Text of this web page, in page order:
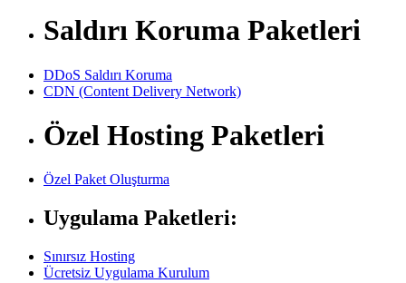
Saldırı Koruma Paketleri
DDoS Saldırı Koruma
CDN (Content Delivery Network)
Özel Hosting Paketleri
Özel Paket Oluşturma
Uygulama Paketleri:
Sınırsız Hosting
Ücretsiz Uygulama Kurulum